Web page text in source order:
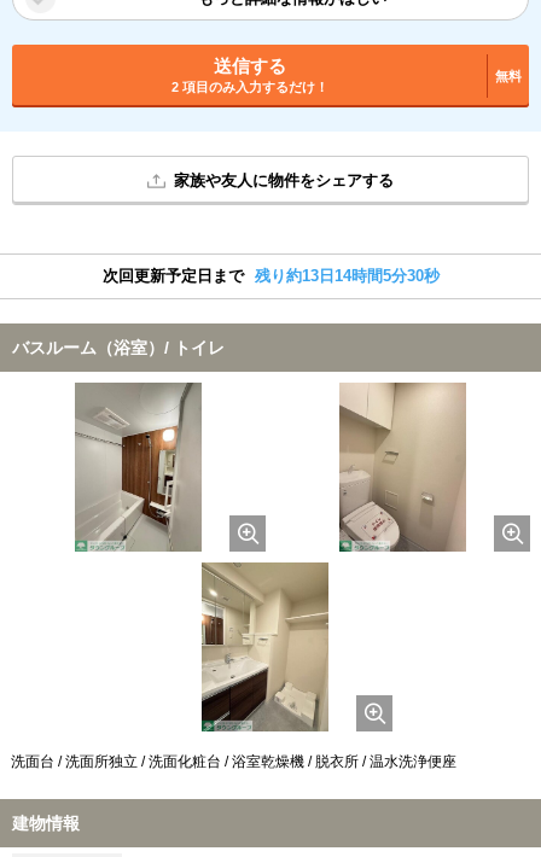
送信する
2 項目のみ入力するだけ！
無料
家族や友人に物件をシェアする
次回更新予定日まで 残り約13日14時間5分29秒
バスルーム（浴室）/ トイレ
洗面台 / 洗面所独立 / 洗面化粧台 / 浴室乾燥機 / 脱衣所 / 温水洗浄便座
建物情報